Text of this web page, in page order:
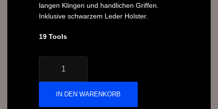
langen Klingen und handlichen Griffen.
Inklusive schwarzem Leder Holster.
19 Tools
300
MengeIN DEN WARENKORB